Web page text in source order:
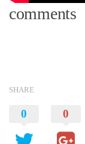
comments
SHARE
0 0